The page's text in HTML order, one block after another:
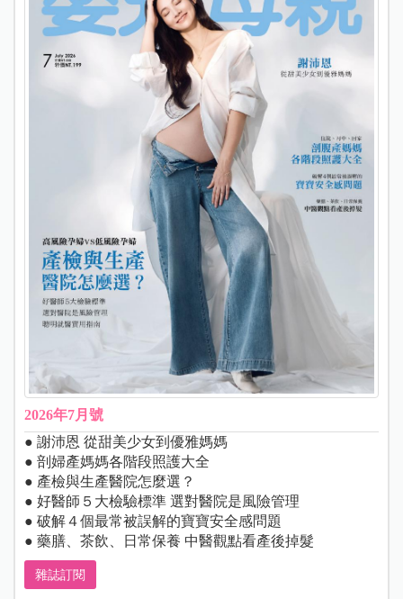
2026年7月號
● 謝沛恩 從甜美少女到優雅媽媽
● 剖婦產媽媽各階段照護大全
● 產檢與生產醫院怎麼選？
● 好醫師５大檢驗標準 選對醫院是風險管理
● 破解４個最常被誤解的寶寶安全感問題
● 藥膳、茶飲、日常保養 中醫觀點看產後掉髮
雜誌訂閱